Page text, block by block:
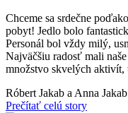
Chceme sa srdečne
pobyt! Jedlo bolo
Personál bol vždy milý,
Najväčšiu radosť mali
množstvo skvelých aktivít,
Róbert Jakab a Anna
Prečítať celú story